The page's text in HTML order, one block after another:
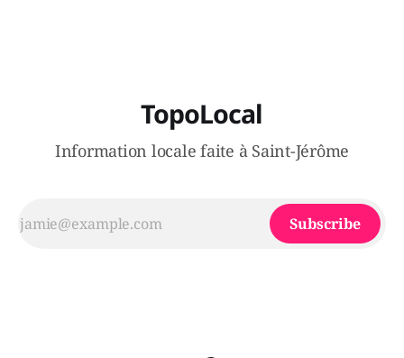
TopoLocal
Information locale faite à Saint-Jérôme
Subscribe